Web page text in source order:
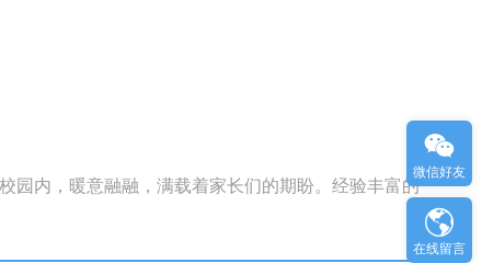
园内，暖意融融，满载着家长们的期盼。经验丰富的
微信好友
在线留言